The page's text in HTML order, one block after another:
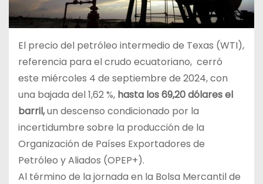
El precio del petróleo intermedio de Texas (WTI),
referencia para el crudo ecuatoriano, cerró
este miércoles 4 de septiembre de 2024, con
una bajada del 1,62 %, hasta los 69,20 dólares el
barril,un descenso condicionado por la
incertidumbre sobre la producción de la
Organización de Países Exportadores de
Petróleo y Aliados (OPEP+).
Al término de la jornada en la Bolsa Mercantil de